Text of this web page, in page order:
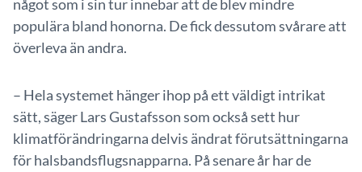
något som i sin tur innebar att de blev mindre
populära bland honorna. De fick dessutom svårare att
överleva än andra.
– Hela systemet hänger ihop på ett väldigt intrikat
sätt, säger Lars Gustafsson som också sett hur
klimatförändringarna delvis ändrat förutsättningarna
för halsbandsflugsnapparna. På senare år har de